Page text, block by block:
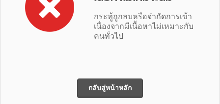
กระทู้ถูกลบหรือจำกัดการเข้า
เนื่องจากมีเนื้อหาไม่เหมาะกับ
คนทั่วไป
กลับสู่หน้าหลัก